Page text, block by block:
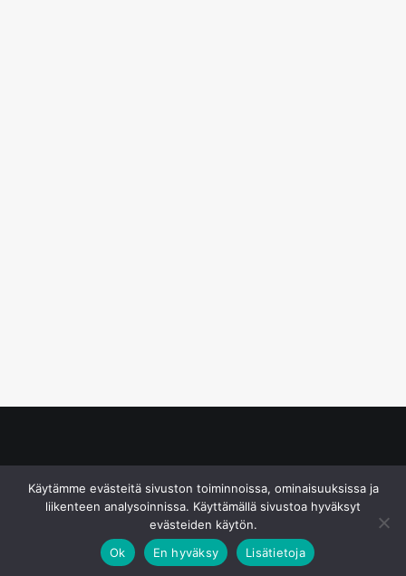
Käytämme evästeitä sivuston toiminnoissa, ominaisuuksissa ja
liikenteen analysoinnissa. Käyttämällä sivustoa hyväksyt
evästeiden käytön.
Ok
En hyväksy Lisätietoja